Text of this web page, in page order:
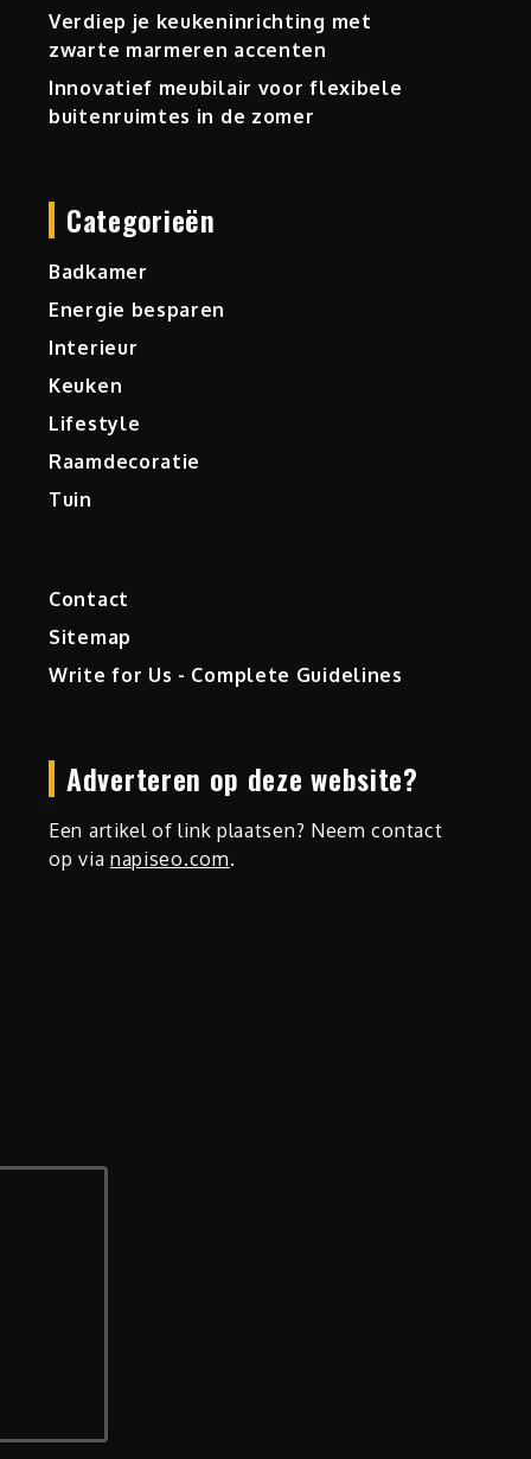
Verdiep je keukeninrichting met
zwarte marmeren accenten
Innovatief meubilair voor flexibele
buitenruimtes in de zomer
Categorieën
Badkamer
Energie besparen
Interieur
Keuken
Lifestyle
Raamdecoratie
Tuin
Contact
Sitemap
Write for Us - Complete Guidelines
Adverteren op deze website?
Een artikel of link plaatsen? Neem contact
op via napiseo.com.